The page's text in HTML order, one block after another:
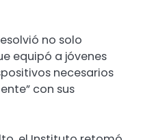
no solo
equipó a jóvenes
necesarios
con sus